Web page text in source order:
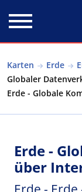
Karten Erde
Globaler
Erde - Globale
Erde -
über